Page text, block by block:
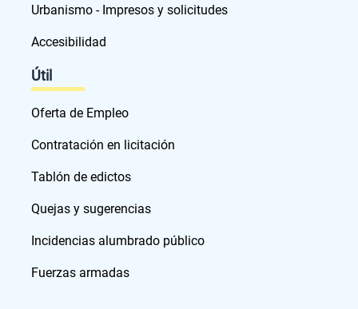
Urbanismo - Impresos y solicitudes
Accesibilidad
Útil
Oferta de Empleo
Contratación en licitación
Tablón de edictos
Quejas y sugerencias
Incidencias alumbrado público
Fuerzas armadas